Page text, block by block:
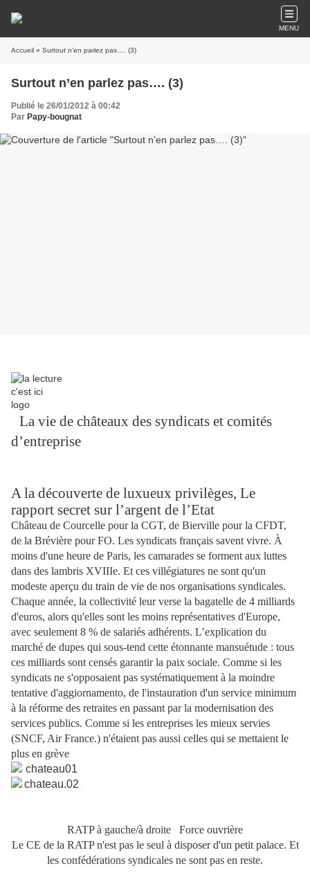
MENU
Accueil » Surtout n’en parlez pas…. (3)
Surtout n’en parlez pas…. (3)
Publié le 26/01/2012 à 00:42
Par Papy-bougnat
La vie de châteaux des syndicats et comités
d’entreprise
A la découverte de luxueux privilèges, Le
rapport secret sur l’argent de l’Etat
Château de Courcelle pour la CGT, de Bierville pour la CFDT,
de la Brévière pour FO. Les syndicats français savent vivre. À
moins d'une heure de Paris, les camarades se forment aux luttes
dans des lambris XVIIIe. Et ces villégiatures ne sont qu'un
modeste aperçu du train de vie de nos organisations syndicales.
Chaque année, la collectivité leur verse la bagatelle de 4 milliards
d'euros, alors qu'elles sont les moins représentatives d'Europe,
avec seulement 8 % de salariés adhérents. L’explication du
marché de dupes qui sous-tend cette étonnante mansuétude : tous
ces milliards sont censés garantir la paix sociale. Comme si les
syndicats ne s'opposaient pas systématiquement à la moindre
tentative d'aggiornamento, de l'instauration d'un service minimum
à la réforme des retraites en passant par la modernisation des
services publics. Comme si les entreprises les mieux servies
(SNCF, Air France.) n'étaient pas aussi celles qui se mettaient le
plus en grève
RATP à gauche/à droite Force ouvrière
Le CE de la RATP n'est pas le seul à disposer d'un petit palace. Et
les confédérations syndicales ne sont pas en reste.